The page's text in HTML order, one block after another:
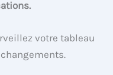
votre tableau